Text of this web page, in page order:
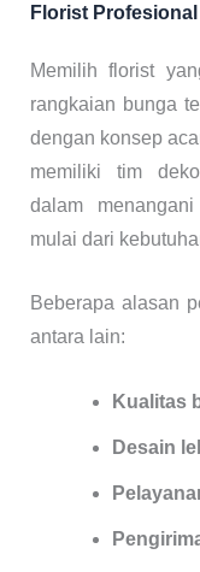
Florist
Memilih florist
rangkaian bunga
dengan konsep
memiliki tim
dalam
mulai dari
Beberapa alasan
antara lain:
Kualitas
Desain